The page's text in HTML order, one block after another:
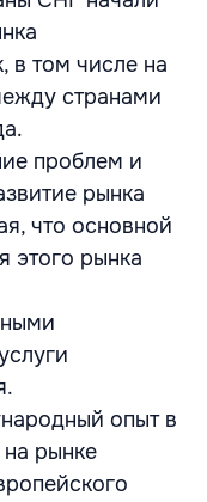
в том числе на
странами
проблем и
рынка
что основной
этого рынка
опыт в
рынке